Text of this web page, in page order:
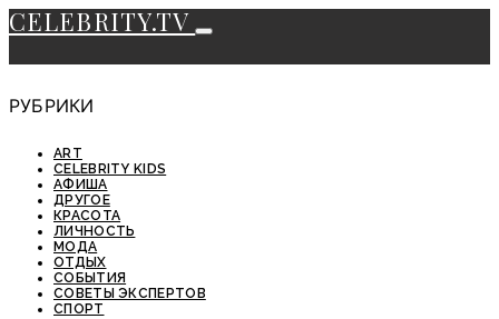
CELEBRITY.TV
РУБРИКИ
ART
CELEBRITY KIDS
АФИША
ДРУГОЕ
КРАСОТА
ЛИЧНОСТЬ
МОДА
ОТДЫХ
СОБЫТИЯ
СОВЕТЫ ЭКСПЕРТОВ
СПОРТ